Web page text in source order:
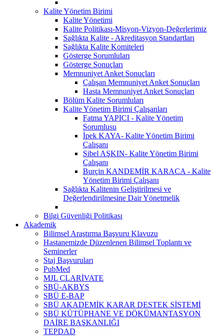
Kalite Yönetim Birimi
Kalite Yönetimi
Kalite Politikası-Misyon-Vizyon-Değerlerimiz
Sağlıkta Kalite - Akreditasyon Standartları
Sağlıkta Kalite Komiteleri
Gösterge Sorumluları
Gösterge Sonuçları
Memnuniyet Anket Sonuçları
Çalışan Memnuniyet Anket Sonuçları
Hasta Memnuniyet Anket Sonuçları
Bölüm Kalite Sorumluları
Kalite Yönetim Birimi Çalışanları
Fatma YAPICI - Kalite Yönetim
Sorumlusu
İpek KAYA- Kalite Yönetim Birimi
Çalışanı
Sibel AŞKIN- Kalite Yönetim Birimi
Çalışanı
Burçin KANDEMİR KARACA - Kalite
Yönetim Birimi Çalışanı
Sağlıkta Kalitenin Geliştirilmesi ve
Değerlendirilmesine Dair Yönetmelik
Bilgi Güvenliği Politikası
Akademik
Bilimsel Araştırma Başvuru Klavuzu
Hastanemizde Düzenlenen Bilimsel Toplantı ve
Seminerler
Staj Başvuruları
PubMed
MJL CLARİVATE
SBÜ-AKBYS
SBÜ E-BAP
SBÜ AKADEMİK KARAR DESTEK SİSTEMİ
SBÜ KÜTÜPHANE VE DÖKÜMANTASYON
DAİRE BAŞKANLIĞI
TEPDAD